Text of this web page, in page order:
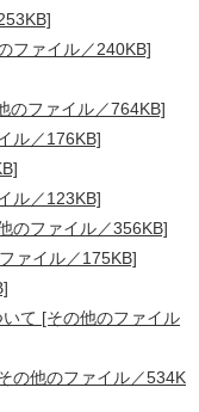
ファイル／240KB]
のファイル／764KB]
ル／176KB]
ル／123KB]
のファイル／356KB]
ァイル／175KB]
て [その他のファイル
の他のファイル／534K